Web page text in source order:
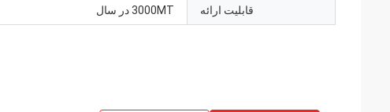
قابلیت ارائه 3000MT در سال